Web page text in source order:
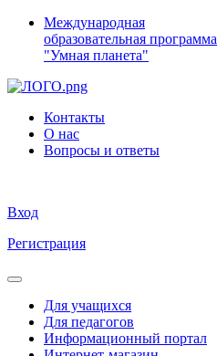
Международная
образовательная программа
"Умная планета"
Контакты
О нас
Вопросы и ответы
Вход
Регистрация
Для учащихся
Для педагогов
Информационный портал